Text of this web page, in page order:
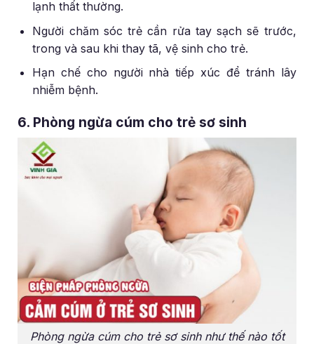
lạnh thất thường.
Người chăm sóc trẻ cần rửa tay sạch sẽ trước,
trong và sau khi thay tã, vệ sinh cho trẻ.
Hạn chế cho người nhà tiếp xúc để tránh lây
nhiễm bệnh.
6. Phòng ngừa cúm cho trẻ sơ sinh
Phòng ngừa cúm cho trẻ sơ sinh như thế nào tốt